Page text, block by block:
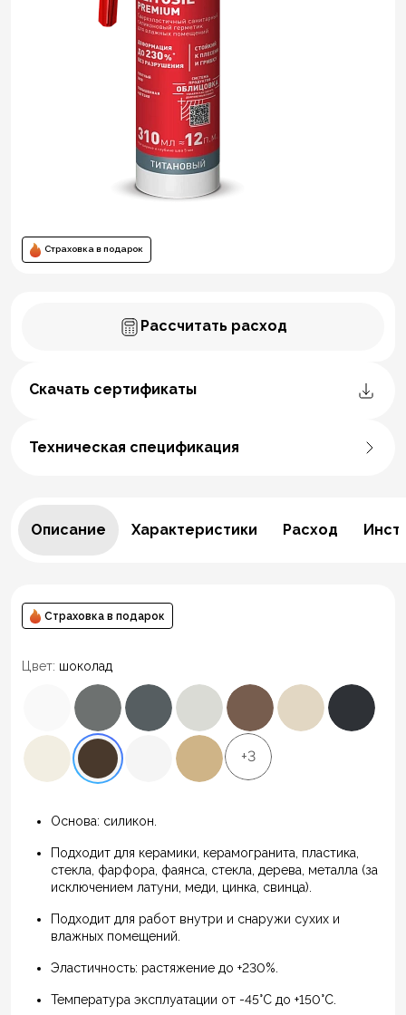
Страховка в подарок
Рассчитать расход
Скачать сертификаты
Техническая спецификация
Описание Характеристики Расход
Страховка в подарок
Цвет: шоколад
+3
Основа: силикон.
Подходит для керамики, керамогранита, пластика,
стекла, фарфора, фаянса, стекла, дерева, металла (за
исключением латуни, меди, цинка, свинца).
Подходит для работ внутри и снаружи сухих и
влажных помещений.
Эластичность: растяжение до +230%.
Температура эксплуатации от -45°С до +150°С.